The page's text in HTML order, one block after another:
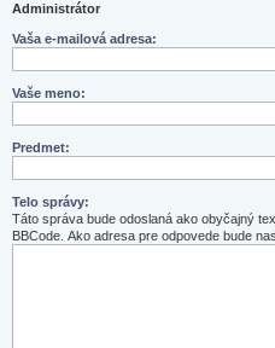
Administrátor
Vaša e-mailová adresa:
Vaše meno:
Predmet:
Telo správy:
Táto správa bude odoslaná ako obyčajný
BBCode. Ako adresa pre odpovede bude